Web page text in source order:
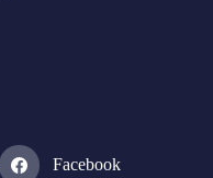
Facebook